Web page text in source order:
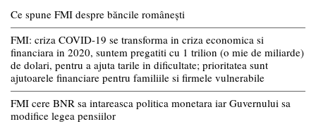
Ce spune FMI despre băncile românești
FMI: criza COVID-19 se transforma in criza economica si
financiara in 2020, suntem pregatiti cu 1 trilion (o mie de miliarde)
de dolari, pentru a ajuta tarile in dificultate; prioritatea sunt
ajutoarele financiare pentru familiile si firmele vulnerabile
FMI cere BNR sa intareasca politica monetara iar Guvernului sa
modifice legea pensiilor